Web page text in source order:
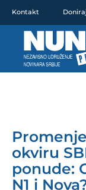
sadržaj
Kontakt
okviru
ponude:
N1 i